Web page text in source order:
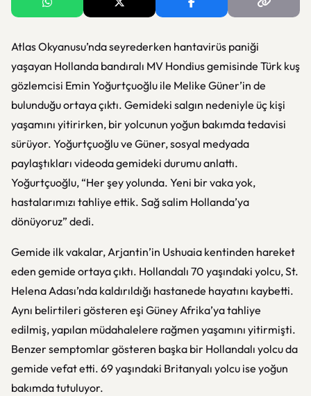
Atlas Okyanusu’nda seyrederken hantavirüs paniği
yaşayan Hollanda bandıralı MV Hondius gemisinde Türk kuş
gözlemcisi Emin Yoğurtçuoğlu ile Melike Güner’in de
bulunduğu ortaya çıktı. Gemideki salgın nedeniyle üç kişi
yaşamını yitirirken, bir yolcunun yoğun bakımda tedavisi
sürüyor. Yoğurtçuoğlu ve Güner, sosyal medyada
paylaştıkları videoda gemideki durumu anlattı.
Yoğurtçuoğlu, “Her şey yolunda. Yeni bir vaka yok,
hastalarımızı tahliye ettik. Sağ salim Hollanda’ya
dönüyoruz” dedi.
Gemide ilk vakalar, Arjantin’in Ushuaia kentinden hareket
eden gemide ortaya çıktı. Hollandalı 70 yaşındaki yolcu, St.
Helena Adası’nda kaldırıldığı hastanede hayatını kaybetti.
Aynı belirtileri gösteren eşi Güney Afrika’ya tahliye
edilmiş, yapılan müdahalelere rağmen yaşamını yitirmişti.
Benzer semptomlar gösteren başka bir Hollandalı yolcu da
gemide vefat etti. 69 yaşındaki Britanyalı yolcu ise yoğun
bakımda tutuluyor.